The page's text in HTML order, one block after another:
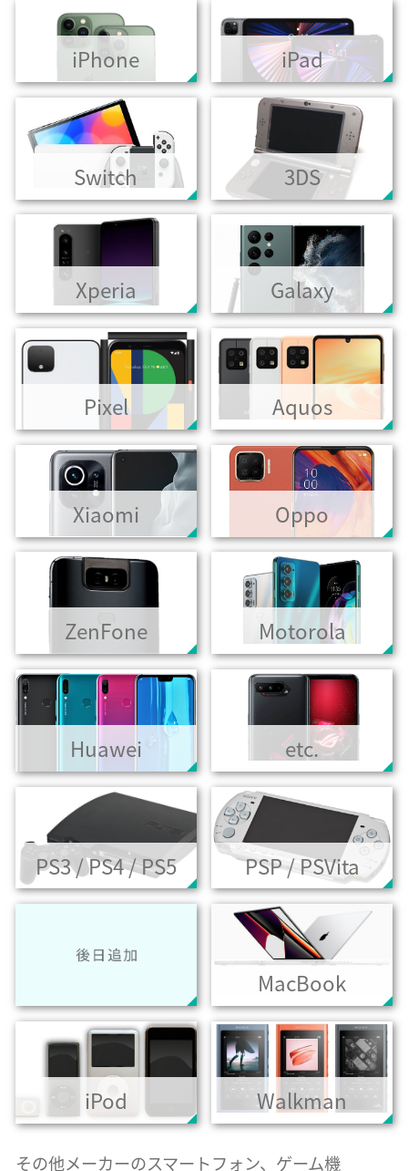
iPhone iPad
Switch 3DS
Xperia Galaxy
Pixel Aquos
Xiaomi Oppo
ZenFone Motorola
Huawei etc.
PS3 / PS4 / PS5 PSP / PSVita
MacBook
iPod Walkman
その他メーカーのスマートフォン、ゲーム機